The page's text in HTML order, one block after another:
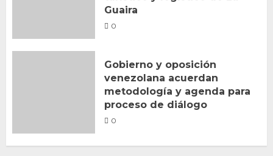
Guaira
0
Gobierno y oposición
venezolana acuerdan
metodología y agenda para
proceso de diálogo
0